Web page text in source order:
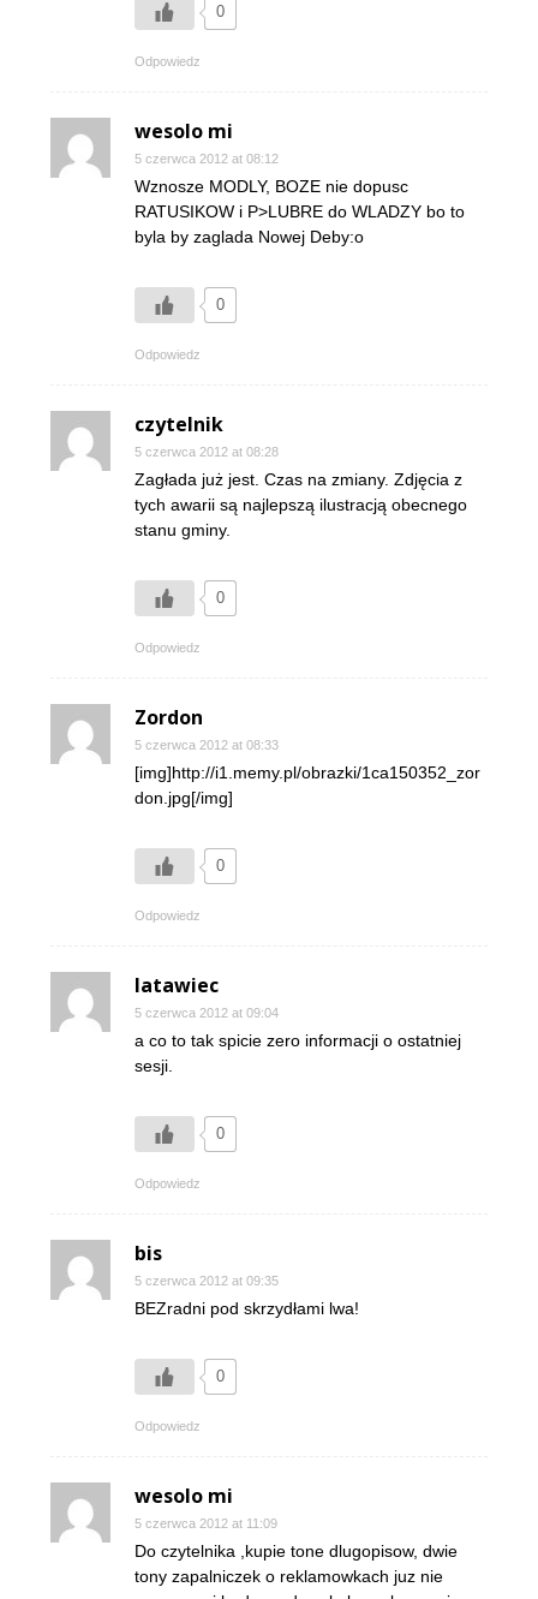
0
Odpowiedz
wesolo mi
5 czerwca 2012 at 08:12
Wznosze MODLY, BOZE nie dopusc
RATUSIKOW i P>LUBRE do WLADZY bo to
byla by zaglada Nowej Deby:o
0
Odpowiedz
czytelnik
5 czerwca 2012 at 08:28
Zagłada już jest. Czas na zmiany. Zdjęcia z
tych awarii są najlepszą ilustracją obecnego
stanu gminy.
0
Odpowiedz
Zordon
5 czerwca 2012 at 08:33
[img]http://i1.memy.pl/obrazki/1ca150352_zor
don.jpg[/img]
0
Odpowiedz
latawiec
5 czerwca 2012 at 09:04
a co to tak spicie zero informacji o ostatniej
sesji.
0
Odpowiedz
bis
5 czerwca 2012 at 09:35
BEZradni pod skrzydłami lwa!
0
Odpowiedz
wesolo mi
5 czerwca 2012 at 11:09
Do czytelnika ,kupie tone dlugopisow, dwie
tony zapalniczek o reklamowkach juz nie